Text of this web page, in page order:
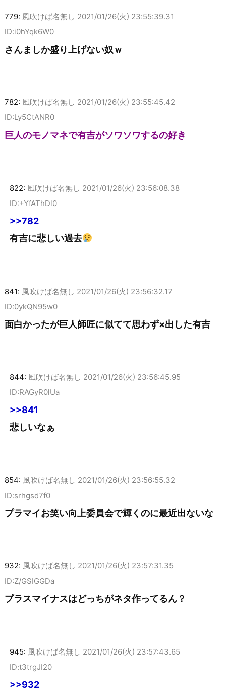
779: 風吹けば名無し 2021/01/26(火) 23:55:39.31
ID:i0hYqk6W0
さんましか盛り上げない奴ｗ
782: 風吹けば名無し 2021/01/26(火) 23:55:45.42
ID:Ly5CtANR0
巨人のモノマネで有吉がソワソワするの好き
822: 風吹けば名無し 2021/01/26(火) 23:56:08.38
ID:+YfAThDl0
>>782
有吉に悲しい過去
841: 風吹けば名無し 2021/01/26(火) 23:56:32.17
ID:0ykQN95w0
面白かったが巨人師匠に似てて思わず×出した有吉
844: 風吹けば名無し 2021/01/26(火) 23:56:45.95
ID:RAGyR0lUa
>>841
悲しいなぁ
854: 風吹けば名無し 2021/01/26(火) 23:56:55.32
ID:srhgsd7f0
プラマイお笑い向上委員会で輝くのに最近出ないな
932: 風吹けば名無し 2021/01/26(火) 23:57:31.35
ID:Z/GSIGGDa
プラスマイナスはどっちがネタ作ってるん？
945: 風吹けば名無し 2021/01/26(火) 23:57:43.65
ID:t3trgJI20
>>932